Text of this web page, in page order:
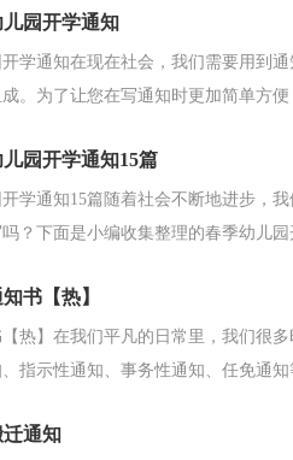
园开学通知
学通知在现在社会，我们需要用到
。为了让您在写通知时更加简单方
园开学通知15篇
学通知15篇随着社会不断地进步，
？下面是小编收集整理的春季幼儿
书【热】
热】在我们平凡的日常里，我们很
指示性通知、事务性通知、任免通
迁通知